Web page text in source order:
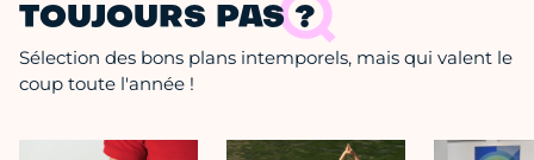
TOUJOURS PAS ?
Sélection des bons plans intemporels, mais qui valent le
coup toute l'année !